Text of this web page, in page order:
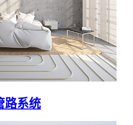
路系统